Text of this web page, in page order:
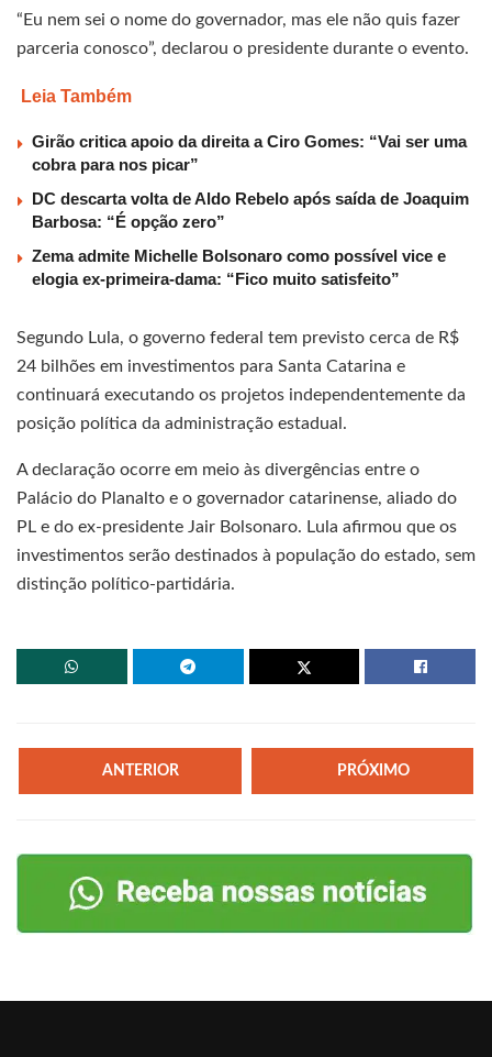
“Eu nem sei o nome do governador, mas ele não quis fazer
parceria conosco”, declarou o presidente durante o evento.
Leia Também
Girão critica apoio da direita a Ciro Gomes: “Vai ser uma
cobra para nos picar”
DC descarta volta de Aldo Rebelo após saída de Joaquim
Barbosa: “É opção zero”
Zema admite Michelle Bolsonaro como possível vice e
elogia ex-primeira-dama: “Fico muito satisfeito”
Segundo Lula, o governo federal tem previsto cerca de R$
24 bilhões em investimentos para Santa Catarina e
continuará executando os projetos independentemente da
posição política da administração estadual.
A declaração ocorre em meio às divergências entre o
Palácio do Planalto e o governador catarinense, aliado do
PL e do ex-presidente Jair Bolsonaro. Lula afirmou que os
investimentos serão destinados à população do estado, sem
distinção político-partidária.
ANTERIOR PRÓXIMO